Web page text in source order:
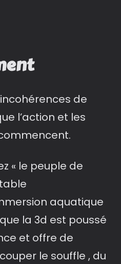
de
l’action et les
« le peuple de
aquatique
la 3d est poussé
et offre de
le souffle , du